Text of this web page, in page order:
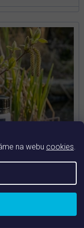
na webu cookies.